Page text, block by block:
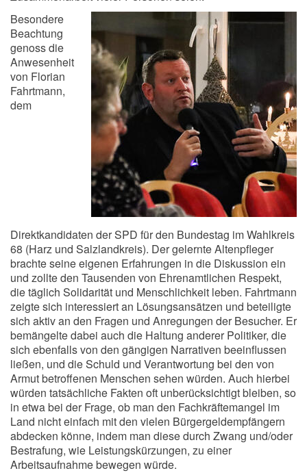
Besondere
Beachtung
genoss die
Anwesenheit
von Florian
Fahrtmann,
dem
Direktkandidaten der SPD für den Bundestag im Wahlkreis
68 (Harz und Salzlandkreis). Der gelernte Altenpfleger
brachte seine eigenen Erfahrungen in die Diskussion ein
und zollte den Tausenden von Ehrenamtlichen Respekt,
die täglich Solidarität und Menschlichkeit leben. Fahrtmann
zeigte sich interessiert an Lösungsansätzen und beteiligte
sich aktiv an den Fragen und Anregungen der Besucher. Er
bemängelte dabei auch die Haltung anderer Politiker, die
sich ebenfalls von den gängigen Narrativen beeinflussen
ließen, und die Schuld und Verantwortung bei den von
Armut betroffenen Menschen sehen würden. Auch hierbei
würden tatsächliche Fakten oft unberücksichtigt bleiben, so
in etwa bei der Frage, ob man den Fachkräftemangel im
Land nicht einfach mit den vielen Bürgergeldempfängern
abdecken könne, indem man diese durch Zwang und/oder
Bestrafung, wie Leistungskürzungen, zu einer
Arbeitsaufnahme bewegen würde.